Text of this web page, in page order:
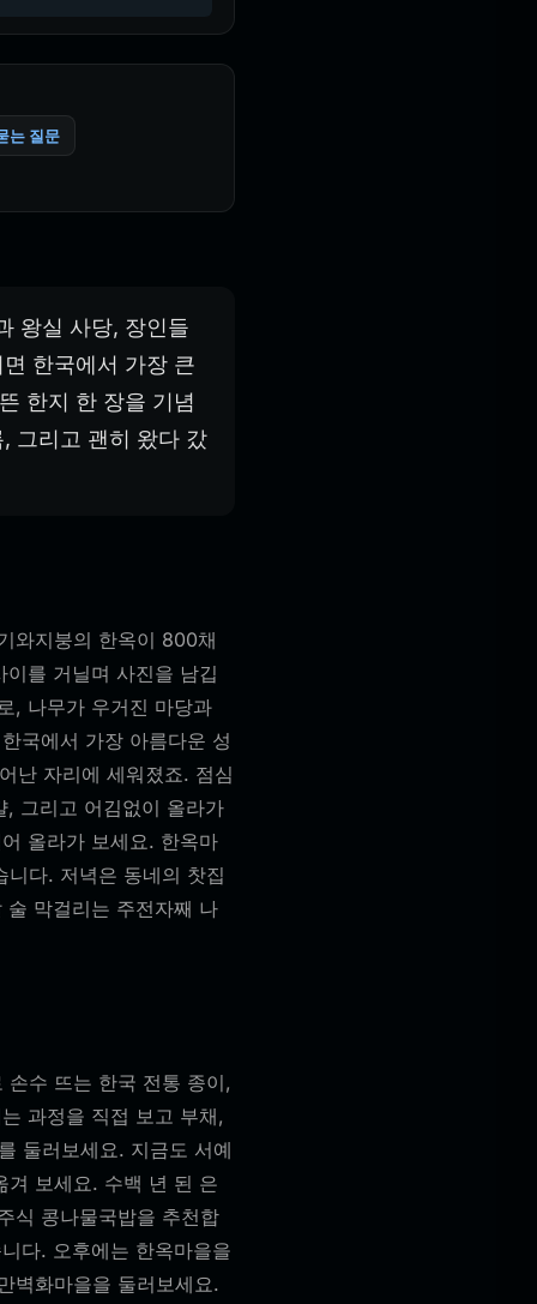
는 질문
왕실 사당, 장인들
한국에서 가장 큰
한지 한 장을 기념
그리고 괜히 왔다 갔
와지붕의 한옥이 800채
를 거닐며 사진을 남깁
, 나무가 우거진 마당과
국에서 가장 아름다운 성
난 자리에 세워졌죠. 점심
그리고 어김없이 올라가
올라가 보세요. 한옥마
다. 저녁은 동네의 찻집
막걸리는 주전자째 나
수 뜨는 한국 전통 종이,
과정을 직접 보고 부채,
둘러보세요. 지금도 서예
겨 보세요. 수백 년 된 은
식 콩나물국밥을 추천합
다. 오후에는 한옥마을을
벽화마을을 둘러보세요.